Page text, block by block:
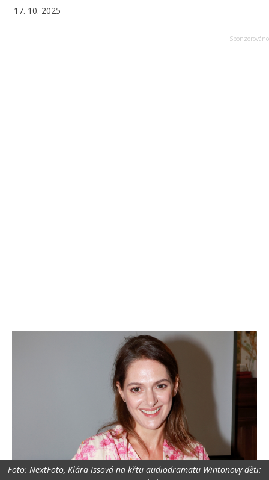
17. 10. 2025
Foto: NextFoto, Klára Issová na křtu audiodramatu Wintonovy děti: